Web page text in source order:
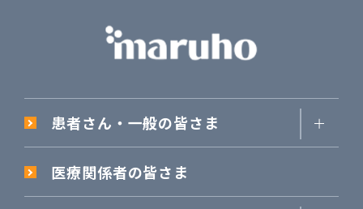
患者さん・一般の皆さま
医療関係者の皆さま